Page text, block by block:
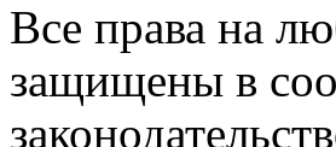
Все права на
защищены в